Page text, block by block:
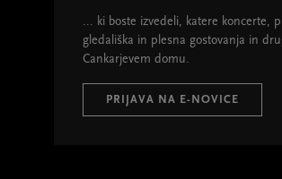
... ki boste izvedeli, katere koncerte,
gledališka in plesna gostovanja in
Cankarjevem domu.
PRIJAVA NA E-NOVICE